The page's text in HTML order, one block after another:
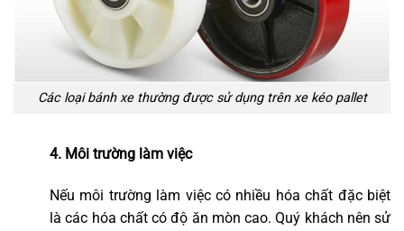
Các loại bánh xe thường được sử dụng trên xe kéo pallet
4. Môi trường làm việc
Nếu môi trường làm việc có nhiều hóa chất đặc biệt
là các hóa chất có độ ăn mòn cao. Quý khách nên sử